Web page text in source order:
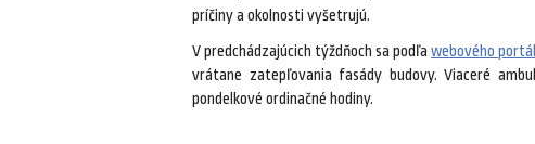
príčiny a okolnosti vyšetrujú.
V predchádzajúcich týždňoch sa podľa webového
vrátane zatepľovania fasády budovy. Viaceré
pondelkové ordinačné hodiny.